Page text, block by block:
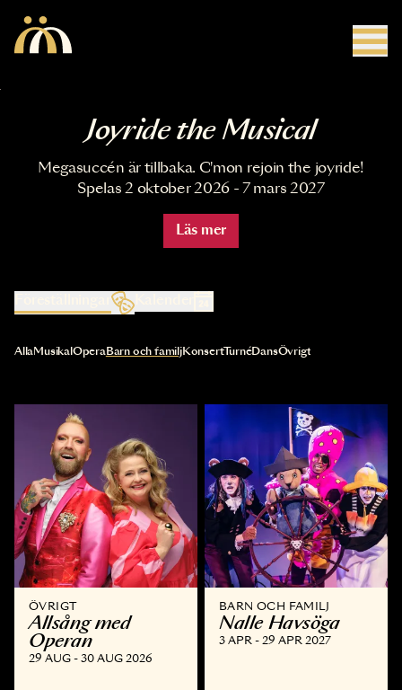
Joyride the Musical
Megasuccén är tillbaka. C'mon rejoin the joyride!
Spelas 2 oktober 2026 - 7 mars 2027
Läs mer
Kalender
Val av kategori uppdaterar innehållet automatiskt
AllaMusikal OperaBarn och familjKonsertTurnéDansÖvrigt
ÖVRIGT
Allsång med
Operan
29 AUG - 30 AUG 2026
BARN OCH FAMILJ
Nalle Havsöga
3 APR - 29 APR 2027